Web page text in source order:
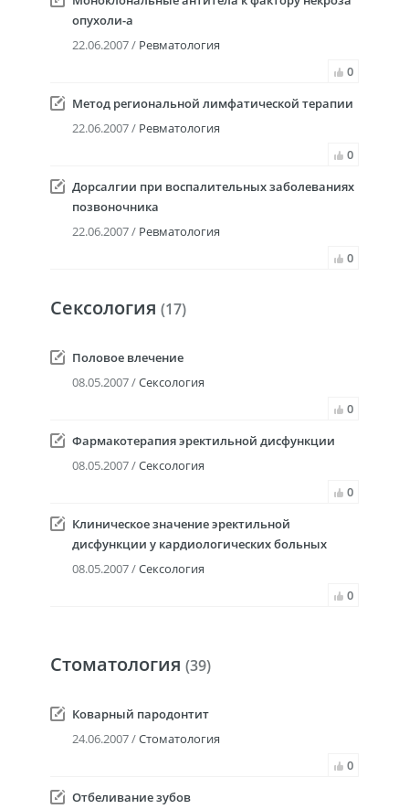
опухоли-a
22.06.2007 / Ревматология
0
Метод региональной лимфатической терапии
22.06.2007 / Ревматология
0
Дорсалгии при воспалительных заболеваниях
позвоночника
22.06.2007 / Ревматология
0
Сексология (17)
Половое влечение
08.05.2007 /Сексология
0
Фармакотерапия эректильной дисфункции
08.05.2007 /Сексология
0
Клиническое значение эректильной
дисфункции у кардиологических больных
08.05.2007 /Сексология
0
Стоматология (39)
Коварный пародонтит
24.06.2007 /Стоматология
0
Отбеливание зубов